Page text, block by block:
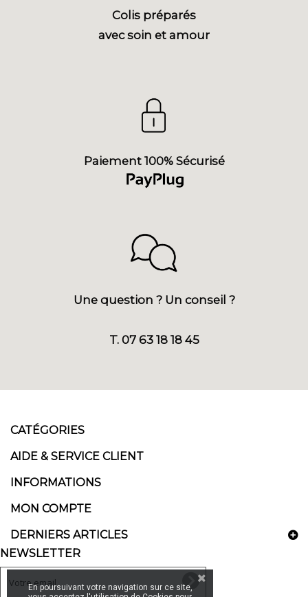
Colis préparés
avec soin et amour
Paiement 100% Sécurisé
Une question ? Un conseil ?
T. 07 63 18 18 45
CATÉGORIES
AIDE & SERVICE CLIENT
INFORMATIONS
MON COMPTE
DERNIERS ARTICLES
NEWSLETTER
En poursuivant votre navigation sur ce site,